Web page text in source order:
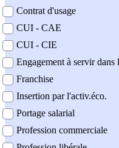
Contrat d'usage
CUI - CAE
CUI - CIE
Engagement à servir dans
Franchise
Insertion par l'activ.éco.
Portage salarial
Profession commerciale